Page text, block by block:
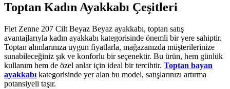
Toptan Kadın Ayakkabı Çeşitleri
Flet Zenne 207 Cilt Beyaz Beyaz ayakkabı, toptan satış
avantajlarıyla kadın ayakkabı kategorisinde önemli bir yere sahiptir.
Toptan alımlarınıza uygun fiyatlarla, mağazanızda müşterilerinize
sunabileceğiniz şık ve konforlu bir seçenektir. Bu ürün, hem günlük
kullanım hem de özel anlar için ideal bir tercihtir. Toptan bayan
ayakkabı kategorisinde yer alan bu model, satışlarınızı artırma
potansiyeli taşır.